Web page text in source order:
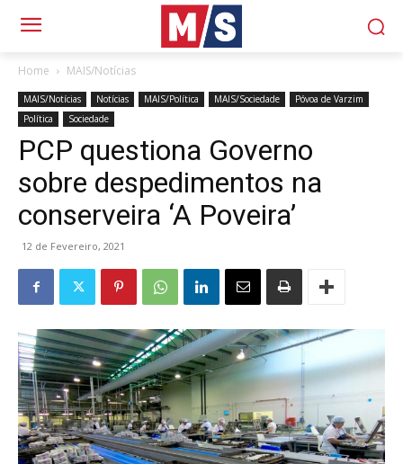
Home MAIS/Notícias
MAIS/Notícias Notícias MAIS/Política MAIS/Sociedade
Póvoa de Varzim
Política
Sociedade
PCP questiona Governo
sobre despedimentos na
conserveira ‘A Poveira’
12 de Fevereiro, 2021